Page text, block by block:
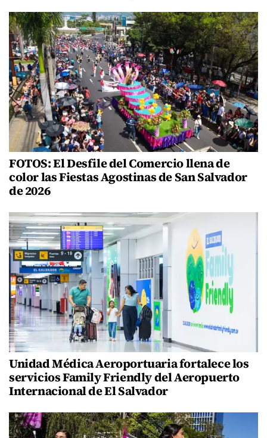
FOTOS: El Desfile del Comercio llena de
color las Fiestas Agostinas de San Salvador
de 2026
Unidad Médica Aeroportuaria fortalece los
servicios Family Friendly del Aeropuerto
Internacional de El Salvador